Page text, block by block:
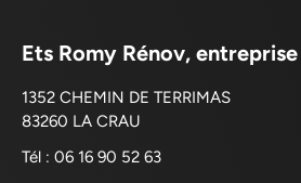
Ets Romy Rénov,
1352 CHEMIN DE TERRIMAS
83260 LA CRAU
Tél : 06 16 90 52 63